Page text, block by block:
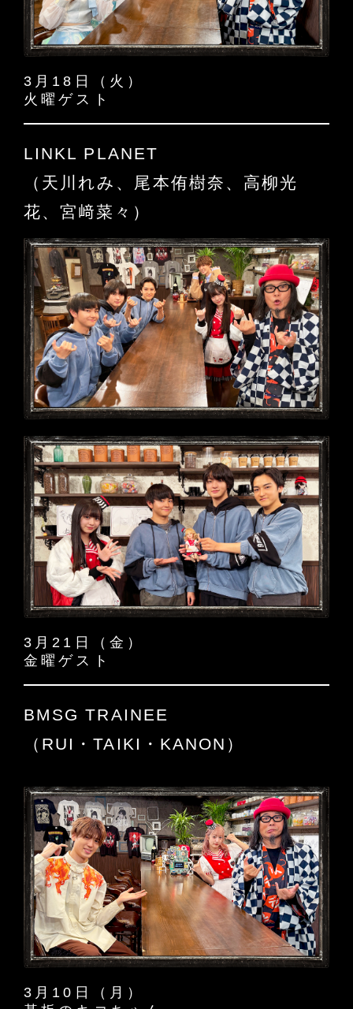
3月18日（火）
火曜ゲスト
LINKL PLANET
（天川れみ、尾本侑樹奈、高柳光
花、宮﨑菜々）
3月21日（金）
金曜ゲスト
BMSG TRAINEE
（RUI・TAIKI・KANON）
3月10日（月）